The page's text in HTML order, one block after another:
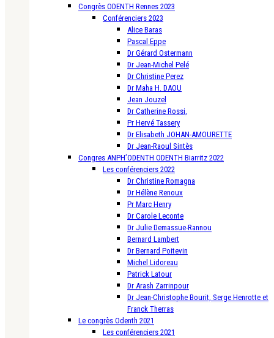
Congrès ODENTH Rennes 2023
Conférenciers 2023
Alice Baras
Pascal Eppe
Dr Gérard Ostermann
Dr Jean-Michel Pelé
Dr Christine Perez
Dr Maha H. DAOU
Jean Jouzel
Dr Catherine Rossi,
Pr Hervé Tassery
Dr Elisabeth JOHAN-AMOURETTE
Dr Jean-Raoul Sintès
Congres ANPH’ODENTH ODENTH Biarritz 2022
Les conférenciers 2022
Dr Christine Romagna
Dr Hélène Renoux
Pr Marc Henry
Dr Carole Leconte
Dr Julie Demassue-Rannou
Bernard Lambert
Dr Bernard Poitevin
Michel Lidoreau
Patrick Latour
Dr Arash Zarrinpour
Dr Jean-Christophe Bourit, Serge Henrotte et
Franck Therras
Le congrès Odenth 2021
Les conférenciers 2021